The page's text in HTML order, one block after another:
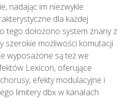
nadając im niezwykle
dla każdej
tego dołożono system znany z
szerokie możliwości komutacji
wyposażone są też we
Lexicon, oferujące
efekty modulacyjne i
limitery dbx w kanałach